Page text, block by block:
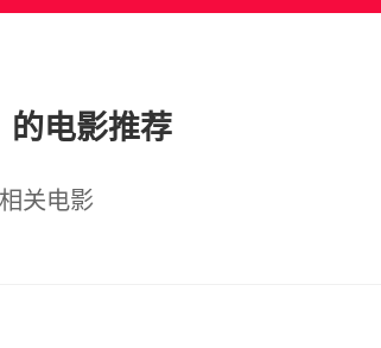
的电影推荐
关电影